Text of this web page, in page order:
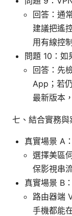
回答：通
建議把遙
用有線控
問題 10：如
回答：先
App；若
最新版本
七、結合實務與
真實場景 A
選擇美區
保影視串
真實場景 B
路由器端
手機都能